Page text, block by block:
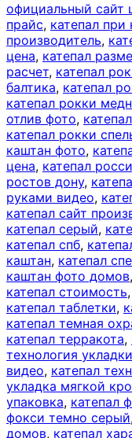
официальный сайт
прайс, катепал при
производитель,
цена, катепал
расчет, катепал
балтика, катепал
катепал рокки
отлив фото,
катепал рокки
каштан фото,
цена, катепал
ростов дону,
руками видео,
катепал сайт
катепал серый,
катепал спб,
каштан, катепал
каштан фото домов,
катепал стоимость,
катепал таблетки,
катепал темная
катепал терракота,
технология укладки
видео, катепал
укладка мягкой
упаковка, катепал
фокси темно серый
домов, катепал